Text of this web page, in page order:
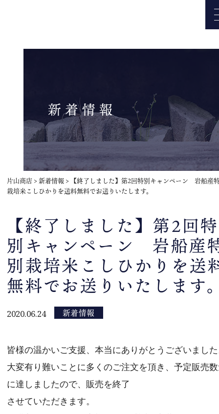
トップページ
新着情報
スタッフブログ
商品案内
会社概要
片山ポリシー
取扱店情報
メディア掲載実績
お問い合わせ
新着情報
片山商店 >新着情報 > 【終了しました】第2回特別キャンペーン 岩船産
栽培米こしひかりを送料無料でお送りいたします。
【終了しました】第2回特
別キャンペーン 岩船産
別栽培米こしひかりを送
無料でお送りいたします
2020.06.24 新着情報
皆様の温かいご支援、本当にありがとうございまし
大変有り難いことに多くのご注文を頂き、予定販売
に達しましたので、販売を終了
させていただきます。